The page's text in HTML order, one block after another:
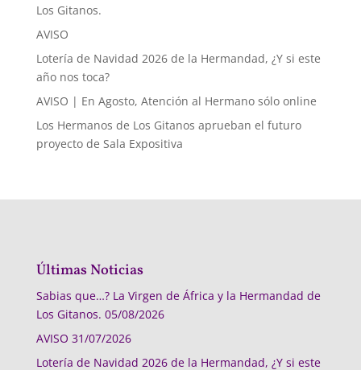
Los Gitanos.
AVISO
Lotería de Navidad 2026 de la Hermandad, ¿Y si este
año nos toca?
AVISO | En Agosto, Atención al Hermano sólo online
Los Hermanos de Los Gitanos aprueban el futuro
proyecto de Sala Expositiva
Últimas Noticias
Sabias que…? La Virgen de África y la Hermandad de
Los Gitanos. 05/08/2026
AVISO 31/07/2026
Lotería de Navidad 2026 de la Hermandad, ¿Y si este